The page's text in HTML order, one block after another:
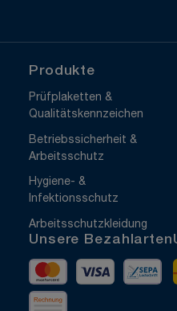
Produkte
Prüfplaketten &
Qualitätskennzeichen
Betriebssicherheit &
Arbeitsschutz
Hygiene- &
Infektionsschutz
Arbeitsschutzkleidung
Unsere Bezahlarten
MastercardVisa
Rechnung